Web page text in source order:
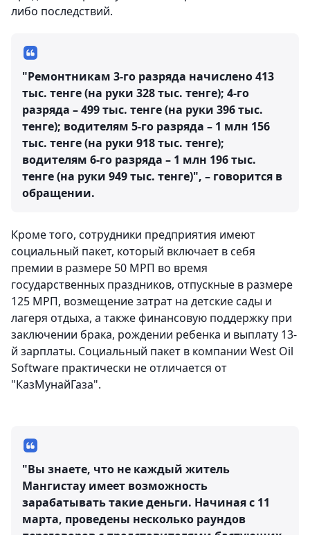
либо последствий.
"Ремонтникам 3-го разряда начислено 413
тыс. тенге (на руки 328 тыс. тенге); 4-го
разряда – 499 тыс. тенге (на руки 396 тыс.
тенге); водителям 5-го разряда – 1 млн 156
тыс. тенге (на руки 918 тыс. тенге);
водителям 6-го разряда – 1 млн 196 тыс.
тенге (на руки 949 тыс. тенге)", – говорится в
обращении.
Кроме того, сотрудники предприятия имеют
социальный пакет, который включает в себя
премии в размере 50 МРП во время
государственных праздников, отпускные в размере
125 МРП, возмещение затрат на детские сады и
лагеря отдыха, а также финансовую поддержку при
заключении брака, рождении ребенка и выплату 13-
й зарплаты. Социальный пакет в компании West Oil
Software практически не отличается от
"КазМунайГаза".
"Вы знаете, что не каждый житель
Мангистау имеет возможность
зарабатывать такие деньги. Начиная с 11
марта, проведены несколько раундов